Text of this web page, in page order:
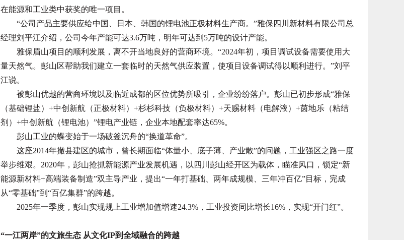
在能源和工业类中获奖的唯一项目。
“公司产品主要供应给中国、日本、韩国的锂电池正极材料生产商。”雅保四川新材料有限公司总
经理刘平江介绍，公司今年产能可达3.6万吨，明年可达到5万吨的设计产能。
雅保眉山项目的顺利发展，离不开当地良好的营商环境。“2024年初，项目调试设备需要使用大
量天然气。彭山区帮助我们建立一套临时的天然气供应装置，使项目设备调试得以顺利进行。”刘平
江说。
被彭山优越的营商环境以及临近成都的区位优势所吸引，企业纷纷落户。彭山已初步形成“雅保
（基础锂盐）+中创新航（正极材料）+杉杉科技（负极材料）+天赐材料（电解液）+茵地乐（粘结
剂）+中创新航（锂电池）”锂电产业链，企业本地配套率达65%。
彭山工业的蝶变始于一场破釜沉舟的“换道革命”。
这座2014年撤县建区的城市，曾长期面临“体量小、底子薄、产业散”的问题，工业强区之路一度
举步维艰。2020年，彭山抢抓新能源产业发展机遇，以四川彭山经开区为载体，瞄准风口，锁定“新
能源新材料+高端装备制造”双主导产业，提出“一年打基础、两年成规模、三年冲百亿”目标，完成
从“零基础”到“百亿集群”的跨越。
2025年一季度，彭山实现规上工业增加值增速24.3%，工业投资同比增长16%，实现“开门红”。
“一江两岸”的文旅生态 从文化IP到全域融合的跨越